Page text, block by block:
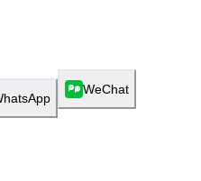
WeChat